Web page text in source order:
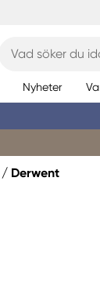
Nyheter
Derwent